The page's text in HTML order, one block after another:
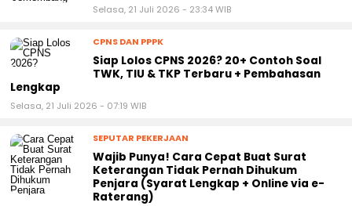
Selasa, 21 Juli 2026 - 23:34 WIB
CPNS DAN PPPK
Siap Lolos CPNS 2026? 20+ Contoh Soal
TWK, TIU & TKP Terbaru + Pembahasan
Lengkap
Selasa, 21 Juli 2026 - 07:19 WIB
SEPUTAR PEKERJAAN
Wajib Punya! Cara Cepat Buat Surat
Keterangan Tidak Pernah Dihukum
Penjara (Syarat Lengkap + Online via e-
Raterang)